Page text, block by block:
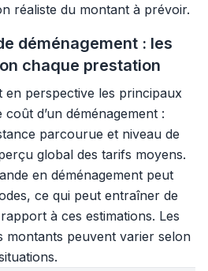
réaliste du montant à prévoir.
déménagement : les
chaque prestation
en perspective les principaux
d’un déménagement :
parcourue et niveau de
global des tarifs moyens.
en déménagement peut
ce qui peut entraîner de
à ces estimations. Les
montants peuvent varier selon